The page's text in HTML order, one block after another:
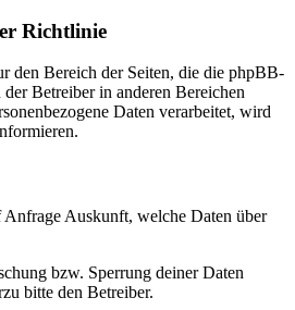
Richtlinie
den Bereich der Seiten, die die phpBB-
Betreiber in anderen Bereichen
Daten verarbeitet, wird
Auskunft, welche Daten über
bzw. Sperrung deiner Daten
bitte den Betreiber.